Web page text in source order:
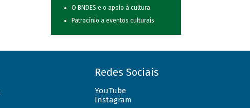
O BNDES e o apoio à cultura
Patrocínio a eventos culturais
Redes Sociais
YouTube
Instagram